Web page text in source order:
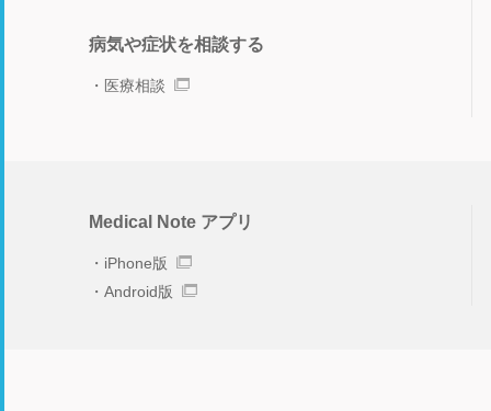
病気や症状を相談する
医療相談
Medical Note アプリ
iPhone版
Android版